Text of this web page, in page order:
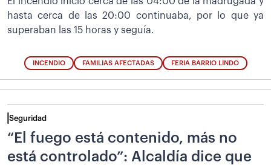
hasta cerca de las 20:00 continuaba, por lo que ya
superaban las 15 horas y seguía.
INCENDIO FAMILIAS AFECTADAS FERIA BARRIO LINDO
Seguridad
“El fuego está contenido, más no
está controlado”: Alcaldía dice que